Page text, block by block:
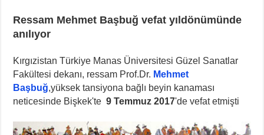
Ressam Mehmet Başbuğ vefat yıldönümünde
anılıyor
Kırgızistan Türkiye Manas Üniversitesi Güzel Sanatlar
Fakültesi dekanı, ressam Prof.Dr. Mehmet
Başbuğ,yüksek tansiyona bağlı beyin kanaması
neticesinde Bişkek'te9 Temmuz 2017'de vefat etmişti